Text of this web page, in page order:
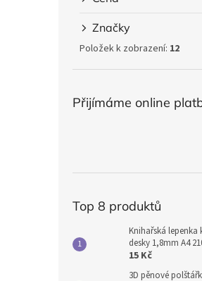
Značky
Položek k zobrazení: 12
Přijímáme online
Top 8 produktů
Knihařská
desky 1,8mm A4
15 Kč
3D pěnové